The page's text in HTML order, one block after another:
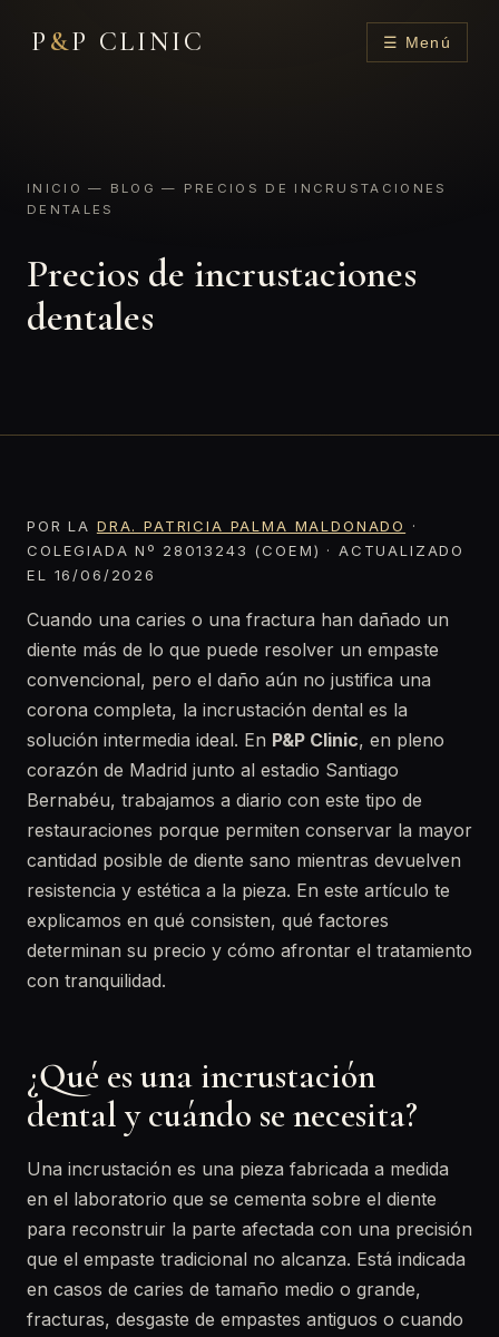
P &P CLINIC ☰ Menú
INICIO — BLOG — PRECIOS DE INCRUSTACIONES
DENTALES
Precios de incrustaciones
dentales
POR LA DRA. PATRICIA PALMA MALDONADO
·
COLEGIADA Nº 28013243 (COEM) · ACTUALIZADO
EL 16/06/2026
Cuando una caries o una fractura han dañado un
diente más de lo que puede resolver un empaste
convencional, pero el daño aún no justifica una
corona completa, la incrustación dental es la
solución intermedia ideal. En P&P Clinic, en pleno
corazón de Madrid junto al estadio Santiago
Bernabéu, trabajamos a diario con este tipo de
restauraciones porque permiten conservar la mayor
cantidad posible de diente sano mientras devuelven
resistencia y estética a la pieza. En este artículo te
explicamos en qué consisten, qué factores
determinan su precio y cómo afrontar el tratamiento
con tranquilidad.
¿Qué es una incrustación
dental y cuándo se necesita?
Una incrustación es una pieza fabricada a medida
en el laboratorio que se cementa sobre el diente
para reconstruir la parte afectada con una precisión
que el empaste tradicional no alcanza. Está indicada
en casos de caries de tamaño medio o grande,
fracturas, desgaste de empastes antiguos o cuando